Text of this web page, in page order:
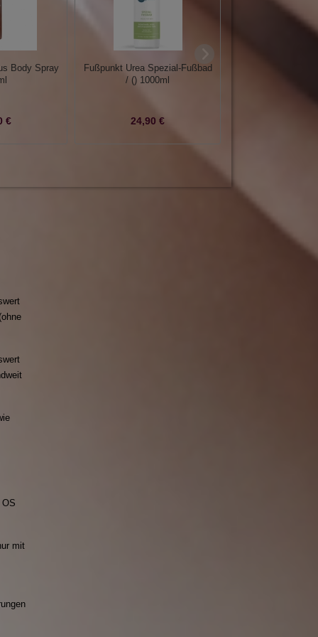
Body Spray
€
Fußpunkt Urea Spezial-Fußbad
/ () 1000ml
24,90 €
OS
mit